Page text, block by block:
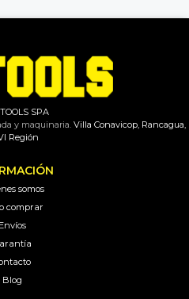
SPA
y maquinaria.Villa Conavicop, Rancagua,
Región
somos
comprar
Envíos
Blog